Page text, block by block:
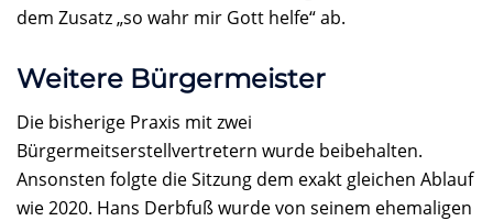
dem Zusatz „so wahr mir Gott helfe“ ab.
Weitere Bürgermeister
Die bisherige Praxis mit zwei
Bürgermeitserstellvertretern wurde beibehalten.
Ansonsten folgte die Sitzung dem exakt gleichen Ablauf
wie 2020. Hans Derbfuß wurde von seinem ehemaligen